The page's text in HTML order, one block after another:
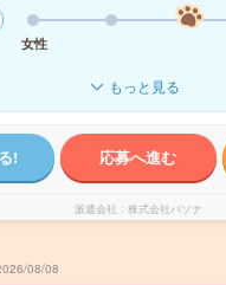
女性
もっと見る
! 応募へ進む
派遣会社 株式会社パソナ
08/08